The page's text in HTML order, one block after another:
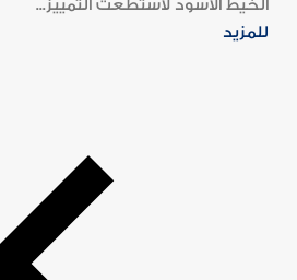
الخيط الأسود لاستطعت التمييز...
للمزيد